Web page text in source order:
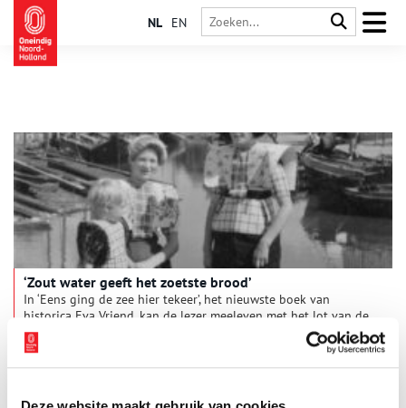
NL EN
‘Zout water geeft het zoetste brood’
In ‘Eens ging de zee hier tekeer’, het nieuwste boek van
historica Eva Vriend, kan de lezer meeleven met het lot van de
Zuiderzeevissers. We leren vier generaties van de
Spakenburgse familie Hopman kennen, waarvan de
gezinsleden elk op geheel eigen wijze omgingen met de